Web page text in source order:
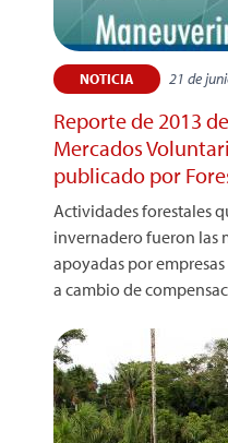
NOTICIA 21 de
Reporte de 2013
Mercados
publicado por
Actividades forestales
invernadero fueron las
apoyadas por
a cambio de